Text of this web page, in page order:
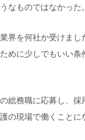
なものではなかった。
界を何社か受けま
めに少しでもいい
総務職に応募し、
の現場で働くことに